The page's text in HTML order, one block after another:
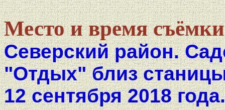
Место и время
Северский район.
"Отдых" близ
12 сентября 2018 года.